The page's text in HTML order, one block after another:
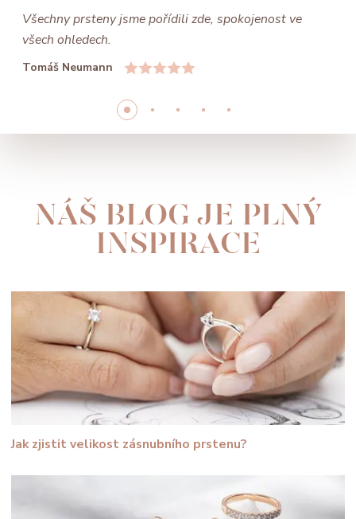
Všechny prsteny jsme pořídili zde, spokojenost ve
všech ohledech.
Tomáš Neumann
NÁŠ BLOG JE PLNÝ
INSPIRACE
Jak zjistit velikost zásnubního prstenu?